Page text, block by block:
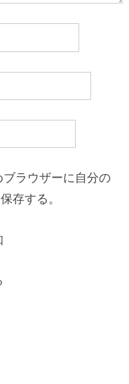
ラウザーに自分の
存する。